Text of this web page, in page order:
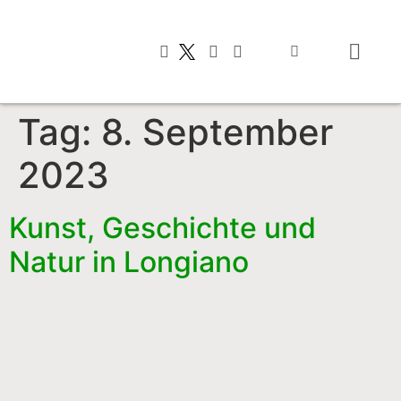
Tag: 8. September
2023
Kunst, Geschichte und
Natur in Longiano